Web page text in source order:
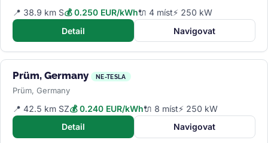
📍 38.9 km S💰 0.250 EUR/kWh🔌 4 míst⚡ 250 kW
Detail
Navigovat
Prüm, Germany NE-TESLA
Prüm, Germany
📍 42.5 km SZ💰 0.240 EUR/kWh🔌 8 míst⚡ 250 kW
Detail
Navigovat